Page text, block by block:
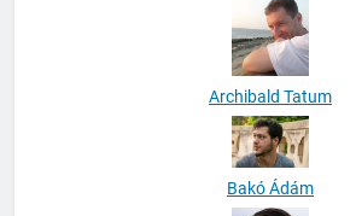
Archibald Tatum
Bakó Ádám